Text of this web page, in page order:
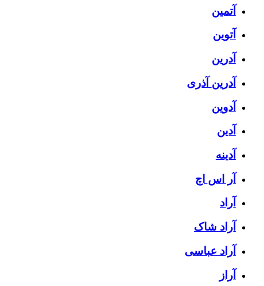
آتمین
آتوین
آدرین
آدرین آذری
آدوین
آدین
آدینه
آر اس اچ
آراد
آراد شاک
آراد عباسی
آراز